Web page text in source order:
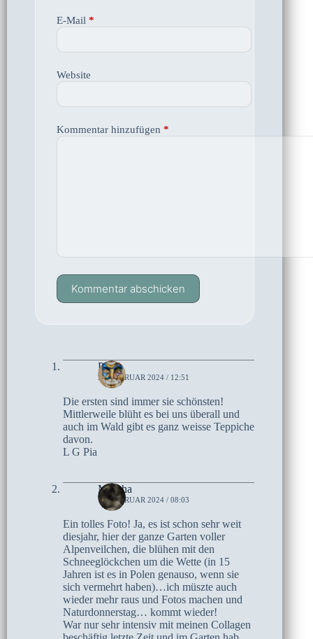
E-Mail *
Website
Kommentar hinzufügen *
Kommentar abschicken
Pia
23. FEBRUAR 2024 / 12:51
Die ersten sind immer sie schönsten!
Mittlerweile blüht es bei uns überall und
auch im Wald gibt es ganz weisse Teppiche
davon.
L G Pia
Mascha
18. FEBRUAR 2024 / 08:03
Ein tolles Foto! Ja, es ist schon sehr weit
diesjahr, hier der ganze Garten voller
Alpenveilchen, die blühen mit den
Schneeglöckchen um die Wette (in 15
Jahren ist es in Polen genauso, wenn sie
sich vermehrt haben)…ich müszte auch
wieder mehr raus und Fotos machen und
Naturdonnerstag… kommt wieder!
War nur sehr intensiv mit meinen Collagen